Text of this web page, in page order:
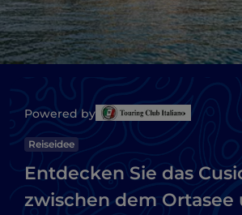
Powered by
Reiseidee
Entdecken Sie das
zwischen dem Ortasee